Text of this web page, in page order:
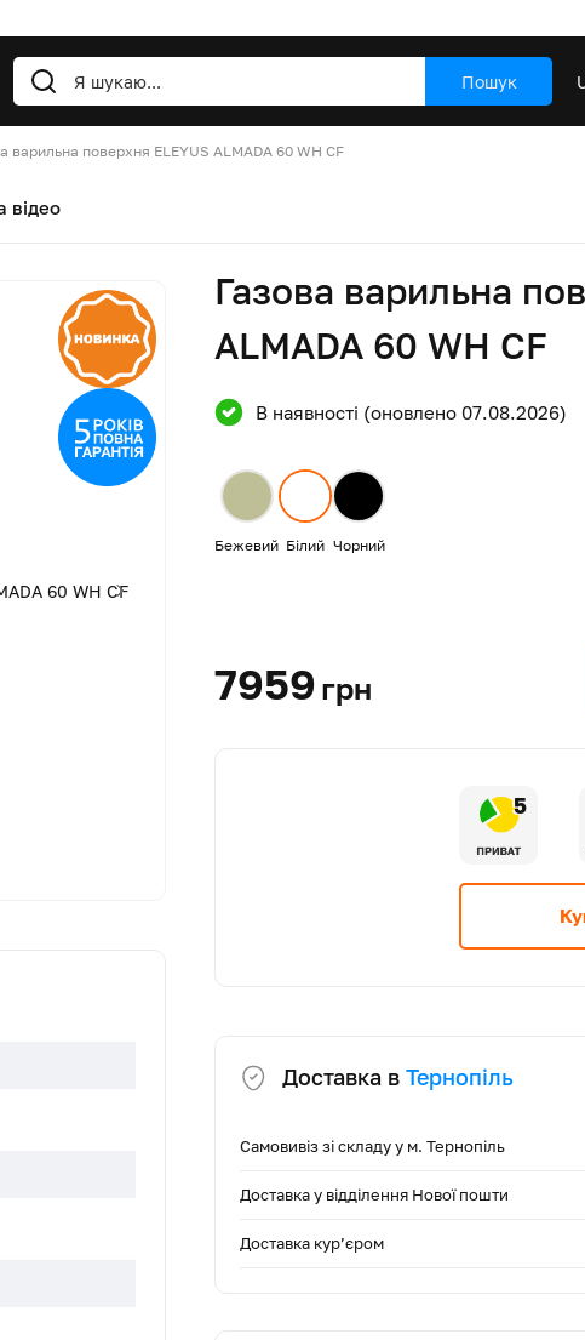
Пошук
варильна поверхня ELEYUS ALMADA 60 WH CF
відео
Газова варильна
ALMADA 60 WH CF
В наявності (оновлено 07.08.2026)
Бежевий Білий Чорний
7959грн
5
Доставка в Тернопіль
Самовивіз зі складу у м. Тернопіль
Доставка у відділення Нової пошти
Доставка кур’єром